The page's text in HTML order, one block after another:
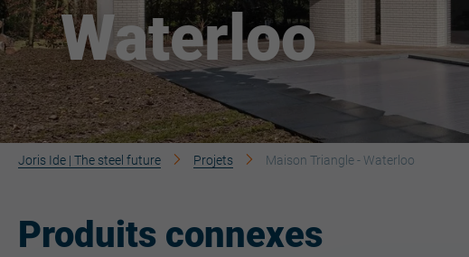
Waterloo
Joris Ide | The steel future Projets Maison Triangle - Waterloo
Produits connexes